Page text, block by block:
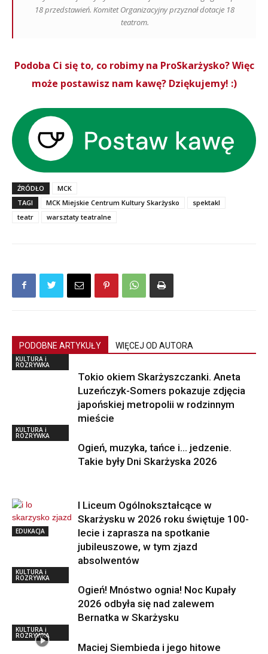
18 przedstawień. Komitet Organizacyjny przyznał dotacje 18
teatrom.
Podoba Ci się to, co robimy na ProSkarżysko? Więc
może postawisz nam kawę? Dziękujemy! :)
ŹRÓDŁO
MCK
TAGI
MCK Miejskie Centrum Kultury Skarżysko
spektakl
teatr
warsztaty teatralne
PODOBNE ARTYKUŁY WIĘCEJ OD AUTORA
KULTURA i
ROZRYWKA
Tokio okiem Skarżyszczanki. Aneta
Luzeńczyk-Somers pokazuje zdjęcia
japońskiej metropolii w rodzinnym
mieście
KULTURA i
ROZRYWKA
Ogień, muzyka, tańce i… jedzenie.
Takie były Dni Skarżyska 2026
EDUKACJA
I Liceum Ogólnokształcące w
Skarżysku w 2026 roku świętuje 100-
lecie i zaprasza na spotkanie
jubileuszowe, w tym zjazd
absolwentów
KULTURA i
ROZRYWKA
Ogień! Mnóstwo ognia! Noc Kupały
2026 odbyła się nad zalewem
Bernatka w Skarżysku
KULTURA i
ROZRYWKA
Maciej Siembieda i jego hitowe